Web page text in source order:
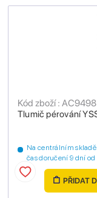
Tlumič pérování
Kód zboží : AC9498
Na centrálním
čas doručení 9 dní
PŘIDAT